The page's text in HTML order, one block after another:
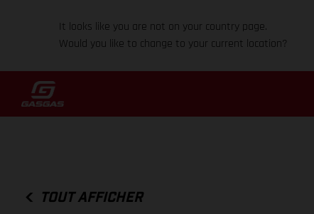
It looks like you are not on your country page.
Would you like to change to your current location?
TOUT AFFICHER